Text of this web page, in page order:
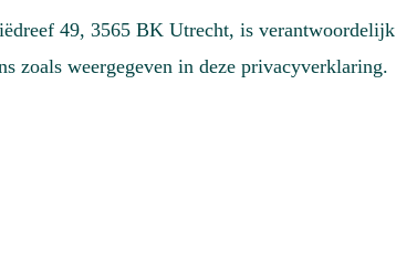
49, 3565 BK Utrecht, is verantwoordelijk
zoals weergegeven in deze privacyverklaring.